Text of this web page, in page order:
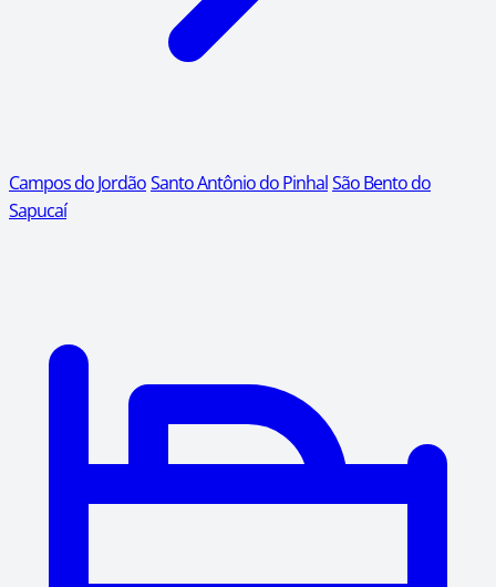
Campos do JordãoSanto Antônio do PinhalSão Bento do
Sapucaí